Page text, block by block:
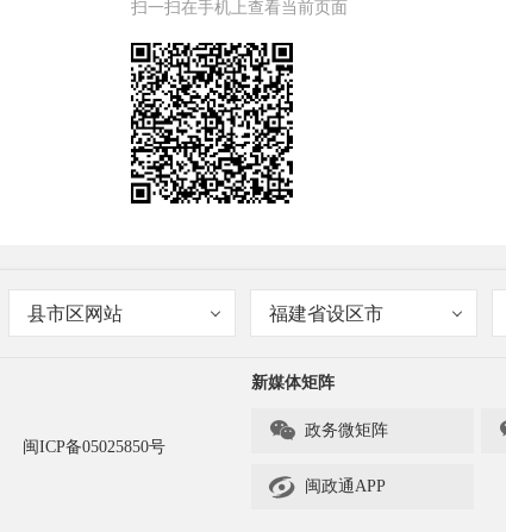
扫一扫在手机上查看当前页面
县市区网站 福建省设区市
闽ICP备05025850号
新媒体矩阵
 政务微矩阵
 闽政通APP